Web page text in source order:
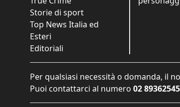
Storie di sport
Top News Italia ed
Esteri
Editoriali
Per qualsiasi necessità o domanda, il
Puoi contattarci al numero 02 89362545